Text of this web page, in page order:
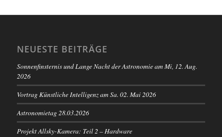
NEUESTE BEITRÄGE
Sonnenfinsternis und Lange Nacht der Astronomie am Mi, 12. Aug.
2026
Vortrag Künstliche Intelligenz am Sa. 02. Mai 2026
Astronomietag 28.03.2026
Projekt Allsky-Kamera: Teil 2 – Hardware